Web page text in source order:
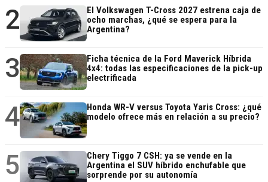
2
El Volkswagen T-Cross 2027 estrena caja de
ocho marchas, ¿qué se espera para la
Argentina?
3
Ficha técnica de la Ford Maverick Híbrida
4x4: todas las especificaciones de la pick-up
electrificada
4
Honda WR-V versus Toyota Yaris Cross: ¿qué
modelo ofrece más en relación a su precio?
5
Chery Tiggo 7 CSH: ya se vende en la
Argentina el SUV híbrido enchufable que
sorprende por su autonomía